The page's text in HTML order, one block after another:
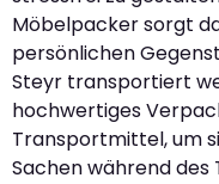
Möbelpacker sorgt
persönlichen
Steyr transportiert
hochwertiges
Transportmittel, um
Sachen während